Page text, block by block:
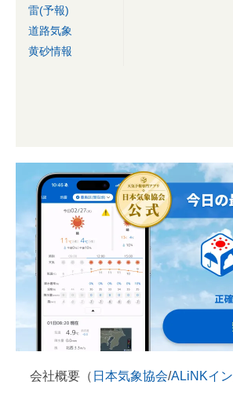
雷(予報)
道路気象
黄砂情報
会社概要（ 日本気象協会/ALiNKイ